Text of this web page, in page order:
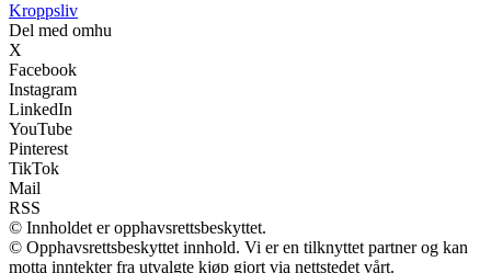
Kroppsliv
Del med omhu
X
Facebook
Instagram
LinkedIn
YouTube
Pinterest
TikTok
Mail
RSS
© Innholdet er opphavsrettsbeskyttet.
© Opphavsrettsbeskyttet innhold. Vi er en tilknyttet partner og kan
motta inntekter fra utvalgte kjøp gjort via nettstedet vårt.